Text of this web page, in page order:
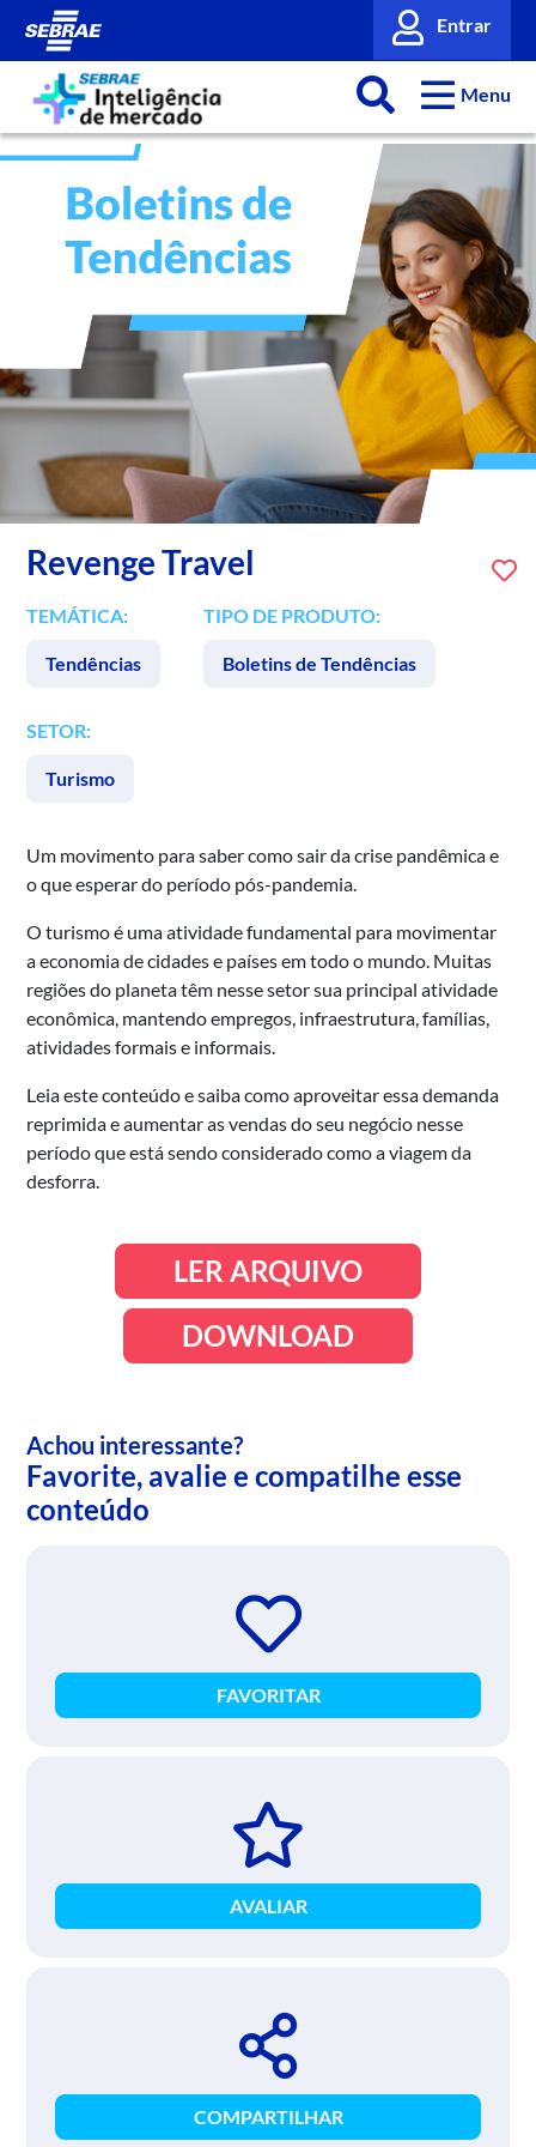
Entrar
Menu
Revenge Travel
TEMÁTICA:
Tendências
TIPO DE PRODUTO:
Boletins de Tendências
SETOR:
Turismo
Um movimento para saber como sair da crise pandêmica e
o que esperar do período pós-pandemia.
O turismo é uma atividade fundamental para movimentar
a economia de cidades e países em todo o mundo. Muitas
regiões do planeta têm nesse setor sua principal atividade
econômica, mantendo empregos, infraestrutura, famílias,
atividades formais e informais.
Leia este conteúdo e saiba como aproveitar essa demanda
reprimida e aumentar as vendas do seu negócio nesse
período que está sendo considerado como a viagem da
desforra.
LER ARQUIVO
DOWNLOAD
Achou interessante?
Favorite, avalie e compatilhe esse
conteúdo
FAVORITAR
AVALIAR
COMPARTILHAR